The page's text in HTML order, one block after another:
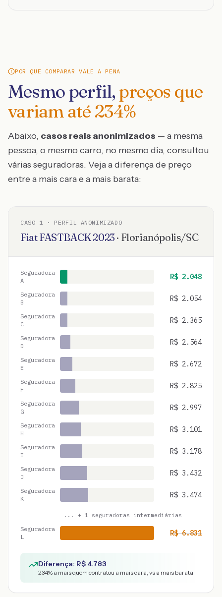
POR QUE COMPARAR VALE A PENA
Mesmo perfil, preços que
variam até 234%
Abaixo, casos reais anonimizados — a mesma
pessoa, o mesmo carro, no mesmo dia, consultou
várias seguradoras. Veja a diferença de preço
entre a mais cara e a mais barata:
CASO 1 · PERFIL ANONIMIZADO
FiatFASTBACK2023· Florianópolis/SC
Seguradora
A
R$ 2.048
Seguradora
B
R$ 2.054
Seguradora
C
R$ 2.365
Seguradora
D
R$ 2.564
Seguradora
E
R$ 2.672
Seguradora
F
R$ 2.825
Seguradora
G
R$ 2.997
Seguradora
H
R$ 3.101
Seguradora
I
R$ 3.178
Seguradora
J
R$ 3.432
Seguradora
K
R$ 3.474
... + 1 seguradoras intermediárias
Seguradora
L
R$6.831
Diferença: R$ 4.783
234% a mais quem contratou a mais cara, vs a mais barata